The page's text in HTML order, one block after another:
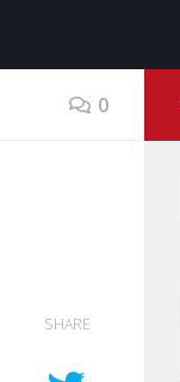
0
SHARE